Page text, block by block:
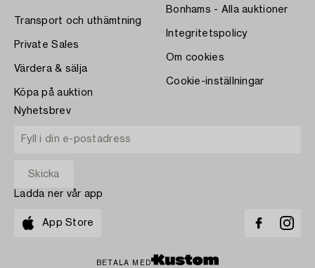
Transport och uthämtning
Private Sales
Värdera & sälja
Köpa på auktion
Bonhams - Alla auktioner
Integritetspolicy
Om cookies
Cookie-inställningar
Nyhetsbrev
Ladda ner vår app
App Store
BETALA MED